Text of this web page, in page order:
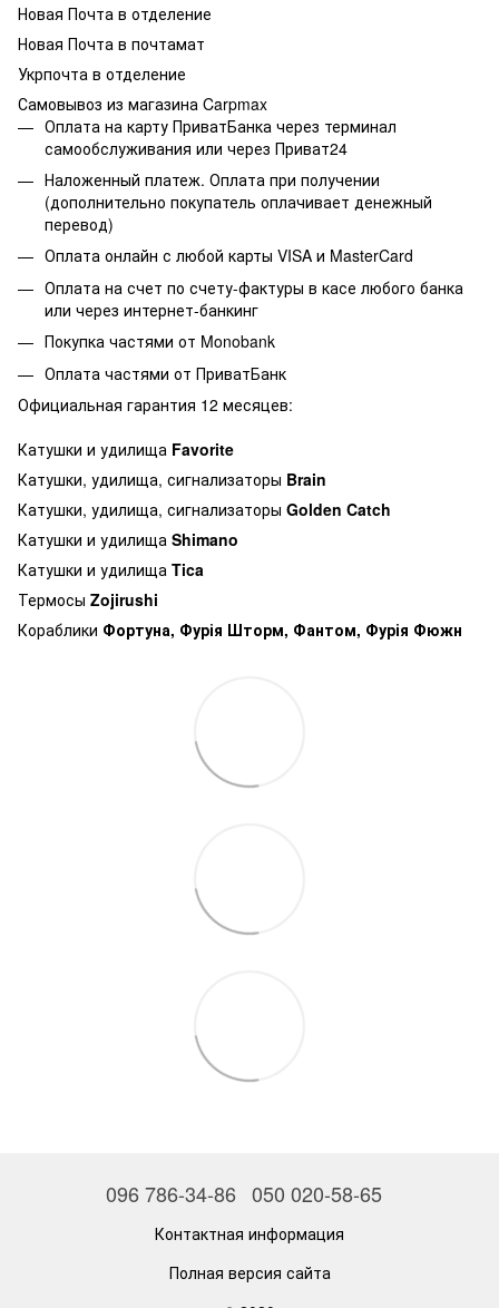
Новая Почта в отделение
Новая Почта в почтамат
Укрпочта в отделение
Самовывоз из магазина Carpmax
Оплата на карту ПриватБанка через терминал
самообслуживания или через Приват24
Наложенный платеж. Оплата при получении
(дополнительно покупатель оплачивает денежный
перевод)
Оплата онлайн с любой карты VISA и MasterCard
Оплата на счет по счету-фактуры в касе любого банка
или через интернет-банкинг
Покупка частями от Monobank
Оплата частями от ПриватБанк
Официальная гарантия 12 месяцев:
Катушки и удилища Favorite
Катушки, удилища, сигнализаторы Brain
Катушки, удилища, сигнализаторы Golden Catch
Катушки и удилища Shimano
Катушки и удилища Tica
Термосы Zojirushi
Кораблики Фортуна, Фурія Шторм, Фантом, Фурія Фюжн
096 786-34-86 050 020-58-65
Контактная информация
Полная версия сайта